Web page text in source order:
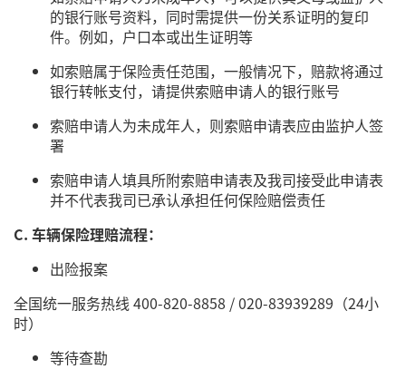
的银行账号资料，同时需提供一份关系证明的复印
件。例如，户口本或出生证明等
如索赔属于保险责任范围，一般情况下，赔款将通过
银行转帐支付，请提供索赔申请人的银行账号
索赔申请人为未成年人，则索赔申请表应由监护人签
署
索赔申请人填具所附索赔申请表及我司接受此申请表
并不代表我司已承认承担任何保险赔偿责任
C. 车辆保险理赔流程：
出险报案
全国统一服务热线 400-820-8858 / 020-83939289（24小
时）
等待查勘